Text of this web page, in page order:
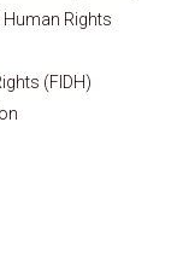
Rights
(FIDH)